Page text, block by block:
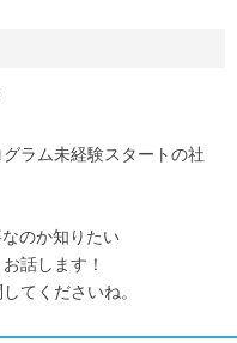
ラム未経験スタートの社
のか知りたい
話します！
てくださいね。